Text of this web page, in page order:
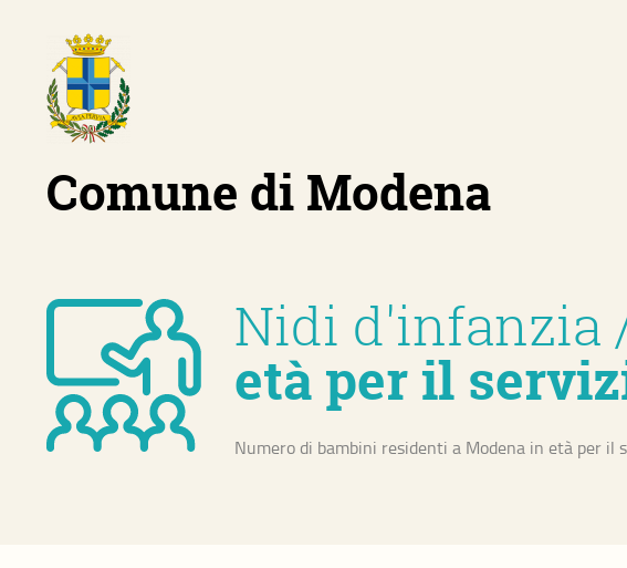
Comune di Modena
Nidi d'infanzia
età per il
Numero di bambini residenti a Modena in età per il
Home
Sviluppo economico e
internazionalizzazione